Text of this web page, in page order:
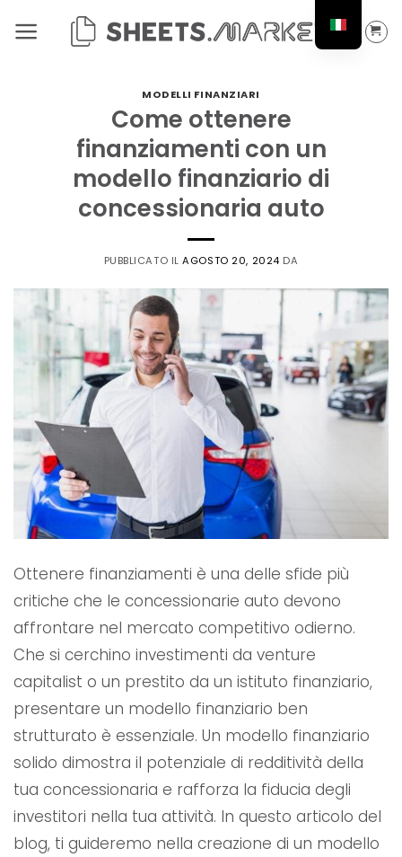
MODELLI FINANZIARI
Come ottenere
finanziamenti con un
modello finanziario di
concessionaria auto
PUBBLICATO ILAGOSTO 20, 2024 DA
Ottenere finanziamenti è una delle sfide più
critiche che le concessionarie auto devono
affrontare nel mercato competitivo odierno.
Che si cerchino investimenti da venture
capitalist o un prestito da un istituto finanziario,
presentare un modello finanziario ben
strutturato è essenziale. Un modello finanziario
solido dimostra il potenziale di redditività della
tua concessionaria e rafforza la fiducia degli
investitori nella tua attività. In questo articolo del
blog, ti guideremo nella creazione di un modello